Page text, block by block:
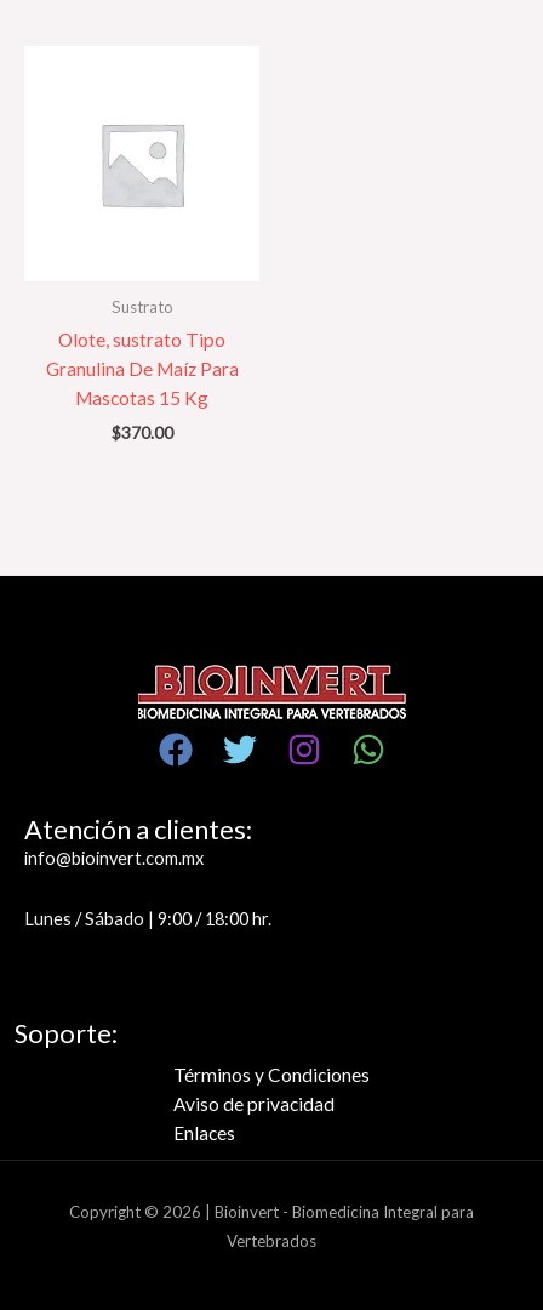
Sustrato
Olote, sustrato Tipo
Granulina De Maíz Para
Mascotas 15 Kg
$370.00
Atención a clientes:
info@bioinvert.com.mx
Lunes /Sábado | 9:00 / 18:00 hr.
Soporte:
Términos y Condiciones
Aviso de privacidad
Enlaces
Copyright © 2026 | Bioinvert - Biomedicina Integral para
Vertebrados